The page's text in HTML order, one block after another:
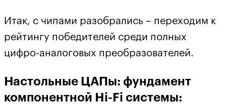
Итак, с чипами разобрались – переходим к
рейтингу победителей среди полных
цифро-аналоговых преобразователей.
Настольные ЦАПы: фундамент
компонентной Hi-Fi системы: